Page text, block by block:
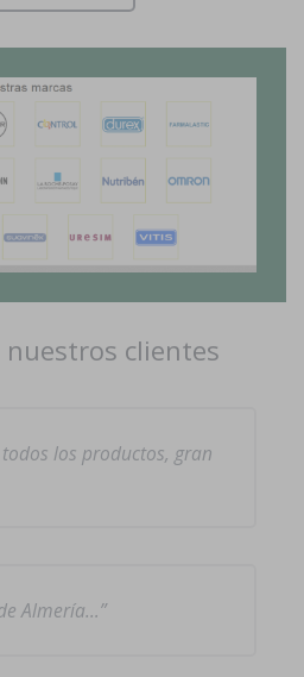
nuestros clientes
los productos, gran
Almería…